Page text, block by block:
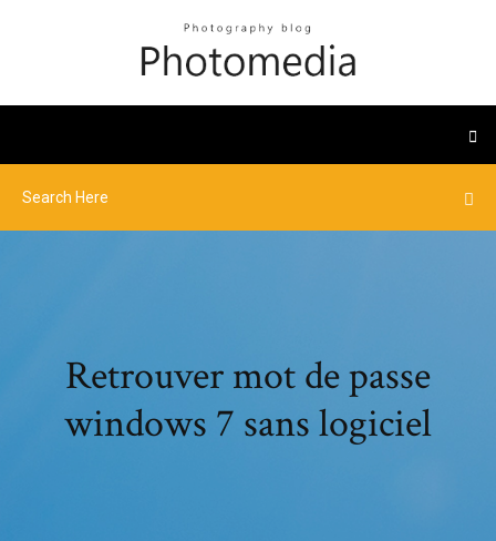
Retrouver mot de passe
windows 7 sans logiciel